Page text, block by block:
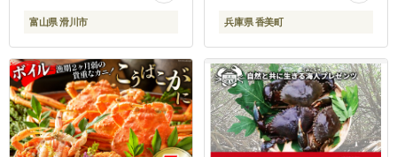
富山県 滑川市 兵庫県 香美町